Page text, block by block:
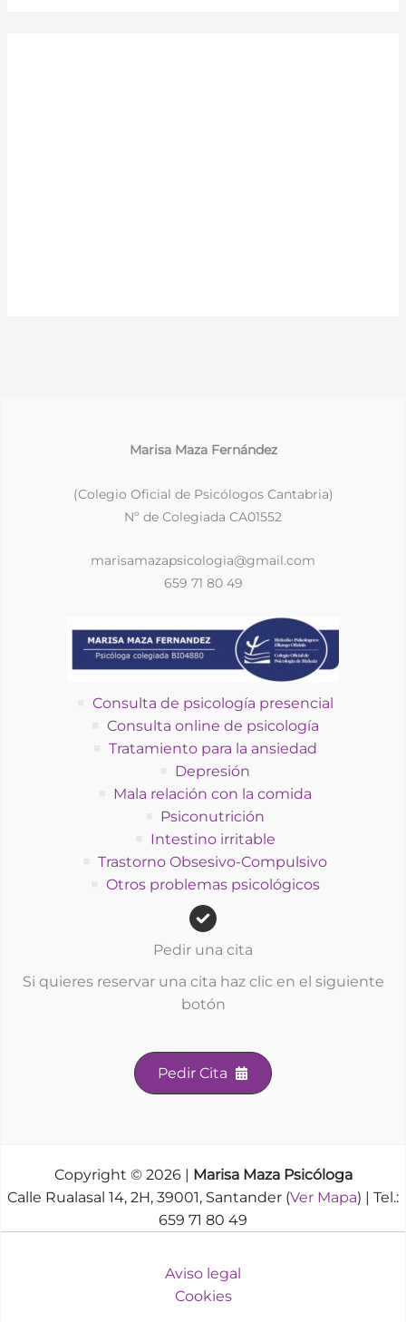
Marisa Maza Fernández
(Colegio Oficial de Psicólogos Cantabria)
Nº de Colegiada CA01552
marisamazapsicologia@gmail.com
659 71 80 49
Consulta de psicología presencial
Consulta online de psicología
Tratamiento para la ansiedad
Depresión
Mala relación con la comida
Psiconutrición
Intestino irritable
Trastorno Obsesivo-Compulsivo
Otros problemas psicológicos
Pedir una cita
Si quieres reservar una cita haz clic en el siguiente
botón
Pedir Cita
Copyright © 2026 | Marisa Maza Psicóloga
Calle Rualasal 14, 2H, 39001, Santander (Ver Mapa) | Tel.:
659 71 80 49
Aviso legal
Cookies